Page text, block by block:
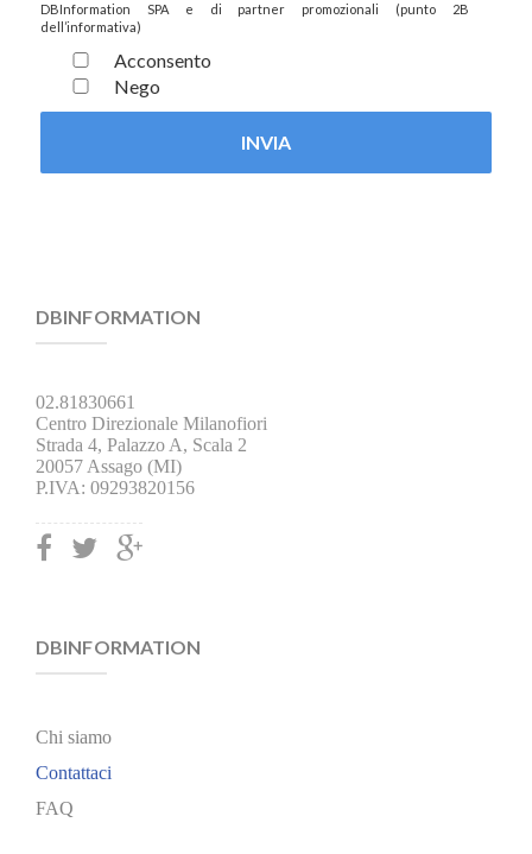
DBInformation SPA e di partner promozionali (punto 2B
dell’informativa)
Acconsento
Nego
DBINFORMATION
02.81830661
Centro Direzionale Milanofiori
Strada 4, Palazzo A, Scala 2
20057 Assago (MI)
P.IVA: 09293820156
DBINFORMATION
Chi siamo
Contattaci
FAQ